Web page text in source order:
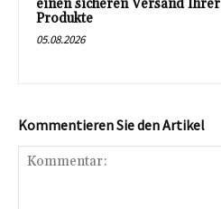
einen sicheren Versand Ihrer
Produkte
05.08.2026
Kommentieren Sie den Artikel